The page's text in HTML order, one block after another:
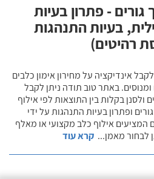
גורים - פתרון בעיות
בעיות התנהגות
רהיטים)
אינדיקציה על מחירון אימון כלבים
באתר טוב תודה ניתן לקבל
בקלות בין התוצאות לפי אילוף
ופתרון בעיות התנהגות על ידי
המציעים אילוף כלב מקצועי או מאלף
לבחור מאמן... קרא עוד